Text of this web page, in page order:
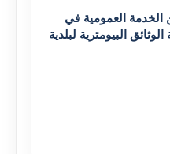
الخدمة العمومية في
البيومترية لبلدية